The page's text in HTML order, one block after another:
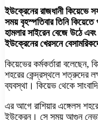
ইউক্রেনের রাজধানী কিয়েভে
সময় বৃহস্পতিবার তিনি
হামলার সাইরেন বেজে উঠে
ইউক্রেনের খেরসনে
কিয়েভের কর্মকর্তারা বলেছেন,
শহরের কেন্দ্রস্থলে শত্রুদের
ব্যবস্থা। কিয়েভ থেকে
এর আগে রাশিয়ার এঙ্গেলস শহরে
ইউক্রেন। সে সময় আগুন